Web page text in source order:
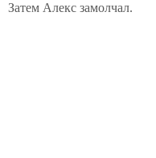
Затем Алекс замолчал.